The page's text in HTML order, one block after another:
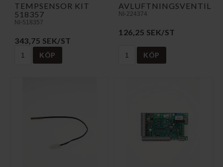
TEMPSENSOR KIT
518357
NI-518357
343,75 SEK/ST
KÖP
AVLUFTNINGSVENTIL
NI-224374
126,25 SEK/ST
KÖP